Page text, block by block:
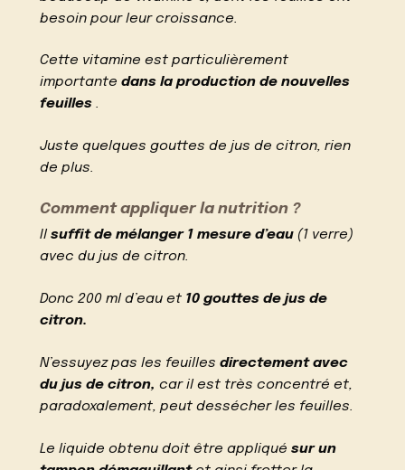
besoin pour leur croissance.
Cette vitamine est particulièrement
importantedans la production de nouvelles
feuilles .
Juste quelques gouttes de jus de citron, rien
de plus.
Comment appliquer la nutrition ?
Ilsuffit de mélanger 1 mesure d’eau (1 verre)
avec du jus de citron.
Donc 200 ml d’eau et 10 gouttes de jus de
citron.
N’essuyez pas les feuillesdirectement avec
du jus de citron, car il est très concentré et,
paradoxalement, peut dessécher les feuilles.
Le liquide obtenu doit être appliquésur un